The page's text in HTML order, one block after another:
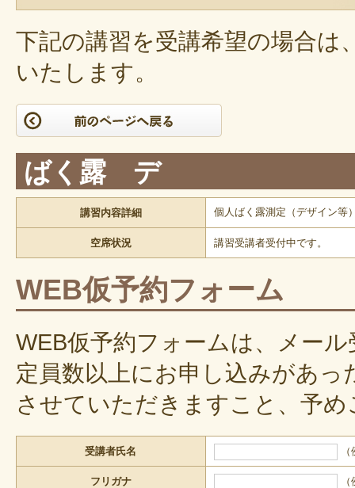
下記の講習を受講希望の場合は
いたします。
ばく露 デ
講習内容詳細 個人ばく露測定（デザイン
空席状況 講習受講者受付中です。
WEB仮予約フォーム
WEB仮予約フォームは、メー
定員数以上にお申し込みがあ
させていただきますこと、予め
受講者氏名
フリガナ